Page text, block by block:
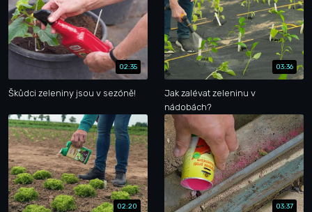
02:35
Škůdci zeleniny jsou v sezóně!
03:36
Jak zalévat zeleninu v
nádobách?
02:20 03:37